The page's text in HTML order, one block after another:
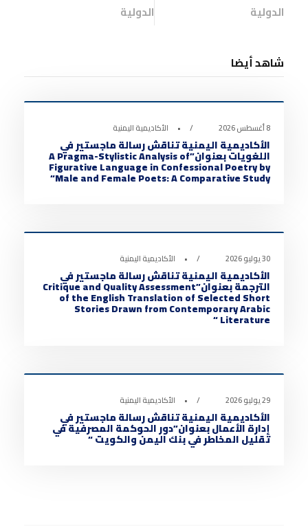
الدولية
الدولية
شاهد أيضا
أخبار الأكاديمية 0
8 أغسطس 2026 • الأكاديمية اليمنية
الأكاديمية اليمنية تناقش رسالة ماجستير في
اللغويات بعنوان”A Pragma-Stylistic Analysis of
Figurative Language in Confessional Poetry by
Male and Female Poets: A Comparative Study“
30 يوليو 2026 • الأكاديمية اليمنية
الأكاديمية اليمنية تناقش رسالة ماجستير في
الترجمة بعنوان”Critique and Quality Assessment
of the English Translation of Selected Short
Stories Drawn from Contemporary Arabic
Literature “
29 يوليو 2026 • الأكاديمية اليمنية
الأكاديمية اليمنية تناقش رسالة ماجستير في
إدارة الأعمال بعنوان”دور الحوكمة المصرفية في
تقليل المخاطر في بنك اليمن والكويت “